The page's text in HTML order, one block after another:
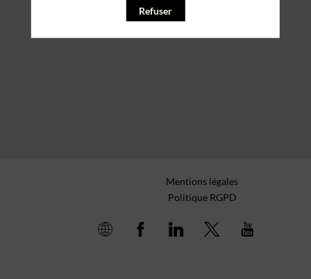
Mentions légales
Politique RGPD
Refuser